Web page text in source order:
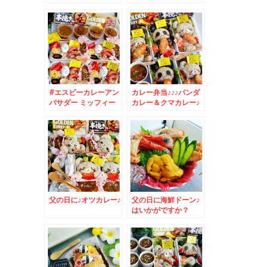
#エスビーカレーアン
バサダー ミッフィー
カレー弁当♪♪♪パンダ
カレー＆クマカレー♪
父の日に♪オツカレー♪
父の日に海鮮ドーン♪
はいかがですか？